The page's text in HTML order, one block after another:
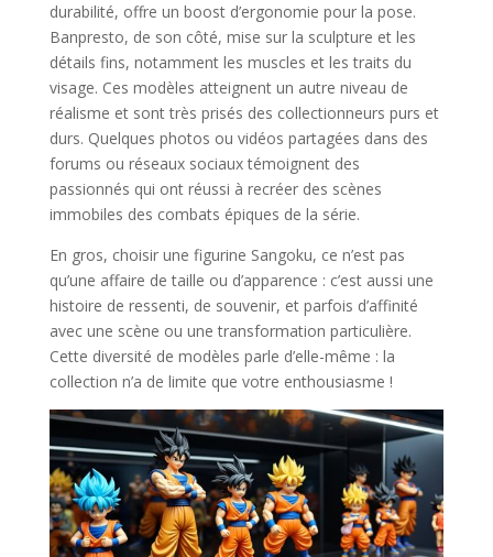
durabilité, offre un boost d’ergonomie pour la pose.
Banpresto, de son côté, mise sur la sculpture et les
détails fins, notamment les muscles et les traits du
visage. Ces modèles atteignent un autre niveau de
réalisme et sont très prisés des collectionneurs purs et
durs. Quelques photos ou vidéos partagées dans des
forums ou réseaux sociaux témoignent des
passionnés qui ont réussi à recréer des scènes
immobiles des combats épiques de la série.
En gros, choisir une figurine Sangoku, ce n’est pas
qu’une affaire de taille ou d’apparence : c’est aussi une
histoire de ressenti, de souvenir, et parfois d’affinité
avec une scène ou une transformation particulière.
Cette diversité de modèles parle d’elle-même : la
collection n’a de limite que votre enthousiasme !